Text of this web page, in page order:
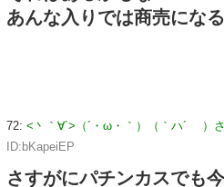
あんな入りでは商売にな
72: <丶｀∀´>（´・ω・｀）（｀ハ´ ）
ID:bKapeiEP
さすがにパチンカスでも